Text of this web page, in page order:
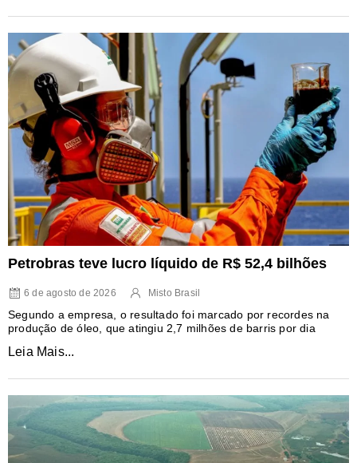
Petrobras teve lucro líquido de R$ 52,4 bilhões
6 de agosto de 2026 Misto Brasil
Segundo a empresa, o resultado foi marcado por recordes na
produção de óleo, que atingiu 2,7 milhões de barris por dia
Leia Mais...